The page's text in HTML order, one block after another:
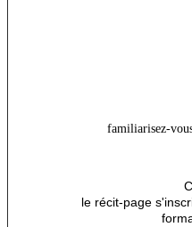
familiarisez-
le récit-page